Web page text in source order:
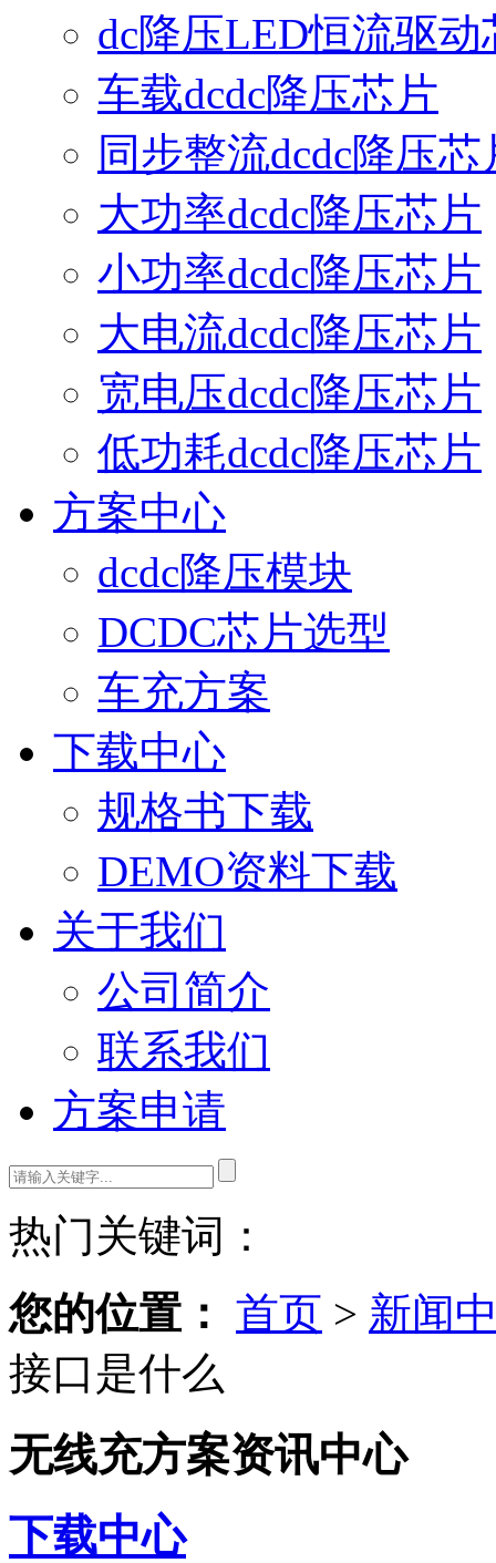
dc降压LED恒流驱动
车载dcdc降压芯片
同步整流dcdc降压芯
大功率dcdc降压芯片
小功率dcdc降压芯片
大电流dcdc降压芯片
宽电压dcdc降压芯片
低功耗dcdc降压芯片
方案中心
dcdc降压模块
DCDC芯片选型
车充方案
下载中心
规格书下载
DEMO资料下载
关于我们
公司简介
联系我们
方案申请
热门关键词：
您的位置： 首页 > 新闻
接口是什么
无线充方案资讯中心
下载中心